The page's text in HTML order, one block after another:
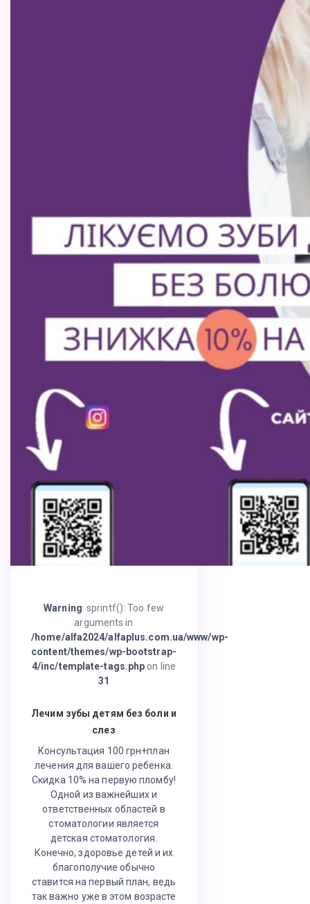
Warning: sprintf(): Too few
arguments in
/home/alfa2024/alfaplus.com.ua/www/wp-
content/themes/wp-bootstrap-
4/inc/template-tags.php on line
31
Лечим зубы детям без боли и
слез
Консультация 100 грн+план
лечения для вашего ребенка.
Скидка 10% на первую пломбу!
Одной из важнейших и
ответственных областей в
стоматологии является
детская стоматология.
Конечно, здоровье детей и их
благополучие обычно
ставится на первый план, ведь
так важно уже в этом возрасте